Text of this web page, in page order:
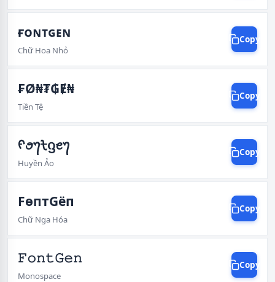
ғᴏɴᴛɢᴇɴ
Chữ Hoa Nhỏ
Copy
₣Ø₦₮₲Ɇ₦
Tiền Tệ
Copy
ᠻꪮ᭢ᡶᦋꫀ᭢
Huyền Ảo
Copy
FѳптGёп
Chữ Nga Hóa
Copy
𝙵𝚘𝚗𝚝𝙶𝚎𝚗
Monospace
Copy